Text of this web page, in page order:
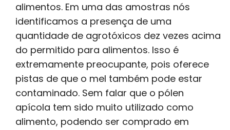
alimentos. Em uma das amostras nós
identificamos a presença de uma
quantidade de agrotóxicos dez vezes acima
do permitido para alimentos. Isso é
extremamente preocupante, pois oferece
pistas de que o mel também pode estar
contaminado. Sem falar que o pólen
apícola tem sido muito utilizado como
alimento, podendo ser comprado em